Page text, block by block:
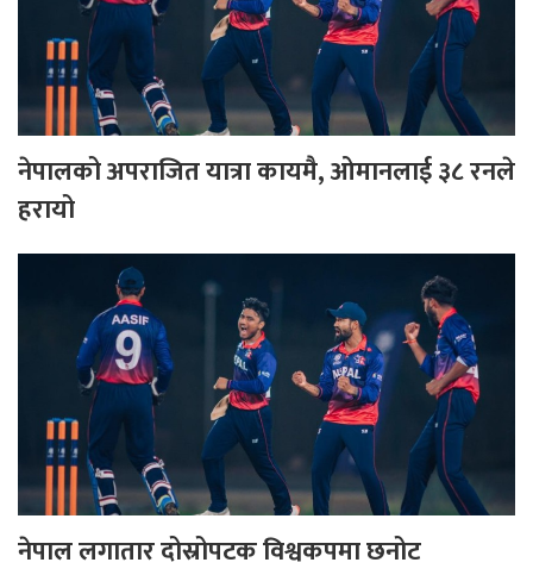
नेपालको अपराजित यात्रा कायमै, ओमानलाई ३८ रनले
हरायो
नेपाल लगातार दोस्रोपटक विश्वकपमा छनोट